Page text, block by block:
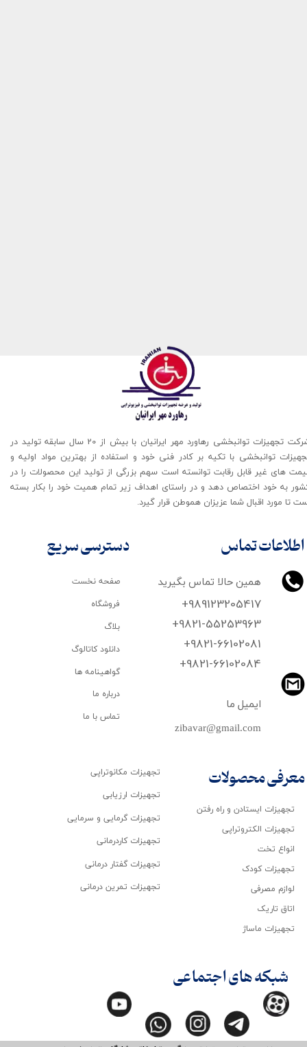
اطلاعات تماس
همین حالا تماس بگیرید
+989123205417
+9821-55253963
+9821-66102081
​​​​​​​+9821-66102084
zibavar@gmail.com
ایمیل ما
شرکت تجهیزات توانبخشی رهاورد مهر ایرانیان با بیش از 20 سال سابقه تولید در
توانبخشی با تکیه بر کادر فنی خود و استفاده از بهترین مواد اولیه و
های غیر قابل رقابت توانسته است سهم بزرگی از تولید این محصولات را در
به خود اختصاص دهد و در راستای اهداف زیر تمام همیت خود را بکار بسته
تا مورد اقبال شما عزیزان هموطن قرار گیرد​​​​​​​.
تجهیزات ایستادن و راه رفتن
تجهیزات الکتروتراپی
انواع تخت
تجهیزات کودک
لوازم مصرفی
اتاق تاریک
تجهیزات ماساژ
صفحه نخست
فروشگاه
بلاگ
دانلود کاتالوگ
گواهینامه ها
درباره ما
تماس با ما
تجهیزات مکانوتراپی
تجهیزات ارزیابی
تجهیزات گرمایی و سرمایی
تجهیزات کاردرمانی
تجهیزات گفتار درمانی
تجهیزات تمرین درمانی
دسترسی سریع
معرفی محصولات
شبکه های اجتماعی